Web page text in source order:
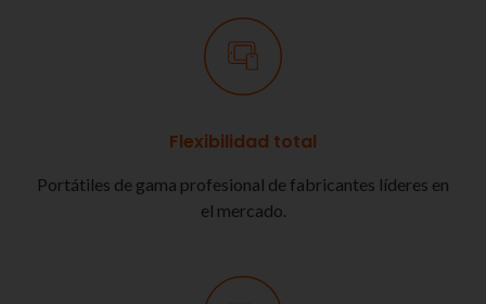
Flexibilidad total
Portátiles de gama profesional de fabricantes líderes en
el mercado.